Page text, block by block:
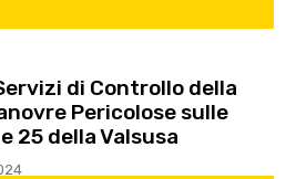
di Controllo della
Pericolose sulle
25 della Valsusa